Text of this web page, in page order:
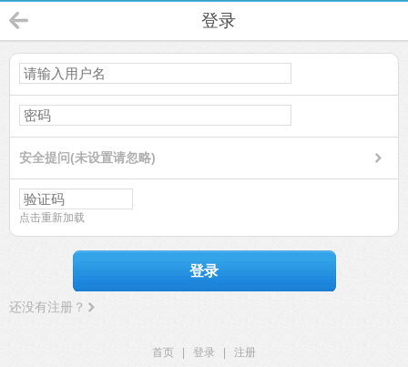
登录
安全提问(未设置请忽略)
点击重新加载
登录
还没有注册？
首页 登录
注册